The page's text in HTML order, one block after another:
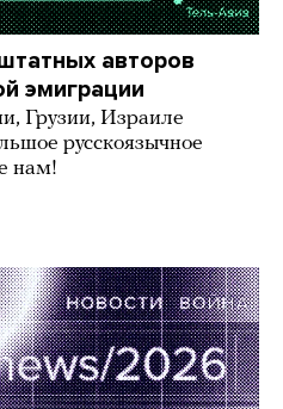
авторов
эмиграции
Грузии, Израиле
русскоязычное
нам!